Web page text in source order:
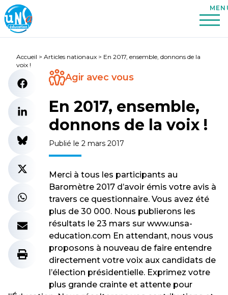
Accueil > Articles nationaux > En 2017, ensemble, donnons de la
voix !
Agir avec vous
En 2017, ensemble,
donnons de la voix !
Publié le 2 mars 2017
Merci à tous les participants au
Baromètre 2017 d’avoir émis votre avis à
travers ce questionnaire. Vous avez été
plus de 30 000. Nous publierons les
résultats le 23 mars sur www.unsa-
education.com En attendant, nous vous
proposons à nouveau de faire entendre
directement votre voix aux candidats de
l’élection présidentielle. Exprimez votre
plus grande crainte et attente pour